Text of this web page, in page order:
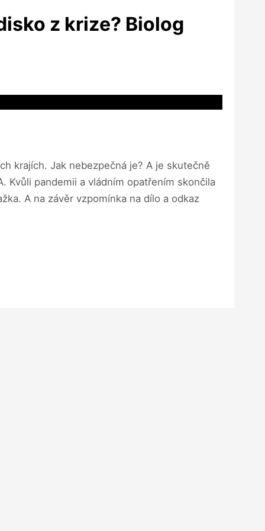
z krize? Biolog
krajích. Jak nebezpečná je? A je skutečně
Kvůli pandemii a vládním opatřením skončila
A na závěr vzpomínka na dílo a odkaz